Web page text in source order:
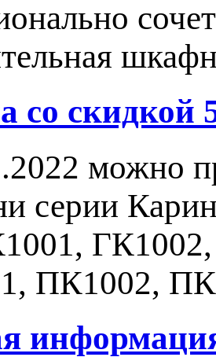
со скидкой
можно
серии
ПК1002,